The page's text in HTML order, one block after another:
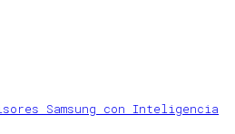
Samsung con Inteligencia